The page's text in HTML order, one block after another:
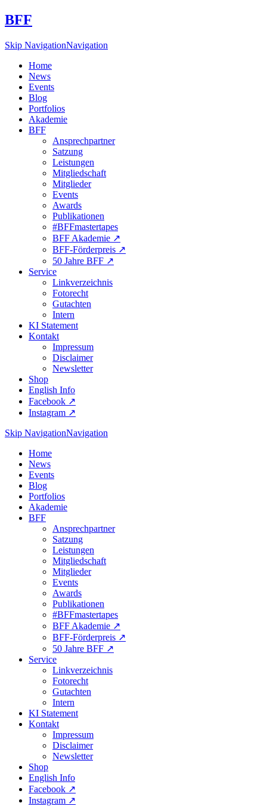
BFF
Skip NavigationNavigation
Home
News
Events
Blog
Portfolios
Akademie
BFF
Ansprechpartner
Satzung
Leistungen
Mitgliedschaft
Mitglieder
Events
Awards
Publikationen
#BFFmastertapes
BFF Akademie ↗︎
BFF-Förderpreis ↗︎
50 Jahre BFF ↗︎
Service
Linkverzeichnis
Fotorecht
Gutachten
Intern
KI Statement
Kontakt
Impressum
Disclaimer
Newsletter
Shop
English Info
Facebook ↗︎
Instagram ↗︎
Skip NavigationNavigation
Home
News
Events
Blog
Portfolios
Akademie
BFF
Ansprechpartner
Satzung
Leistungen
Mitgliedschaft
Mitglieder
Events
Awards
Publikationen
#BFFmastertapes
BFF Akademie ↗︎
BFF-Förderpreis ↗︎
50 Jahre BFF ↗︎
Service
Linkverzeichnis
Fotorecht
Gutachten
Intern
KI Statement
Kontakt
Impressum
Disclaimer
Newsletter
Shop
English Info
Facebook ↗︎
Instagram ↗︎